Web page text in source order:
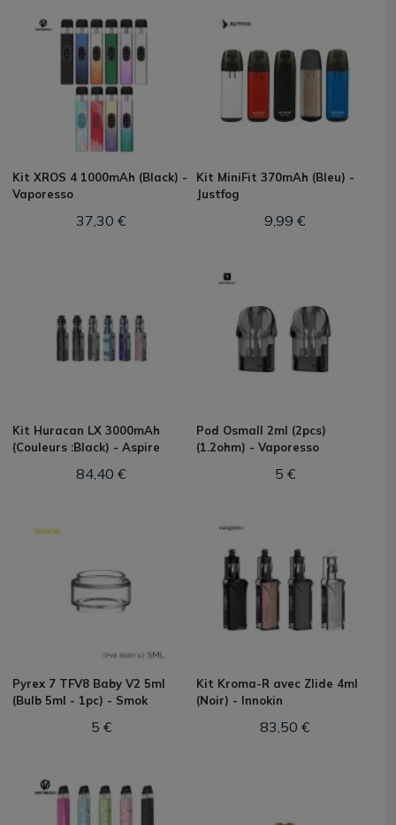
Kit XROS 4 1000mAh (Black) -
Vaporesso
37,30 €
Kit MiniFit 370mAh (Bleu) -
Justfog
9,99 €
Kit Huracan LX 3000mAh
(Couleurs :Black) - Aspire
84,40 €
Pod Osmall 2ml (2pcs)
(1.2ohm) - Vaporesso
5 €
Pyrex 7 TFV8 Baby V2 5ml
(Bulb 5ml - 1pc) - Smok
5 €
Kit Kroma-R avec Zlide 4ml
(Noir) - Innokin
83,50 €